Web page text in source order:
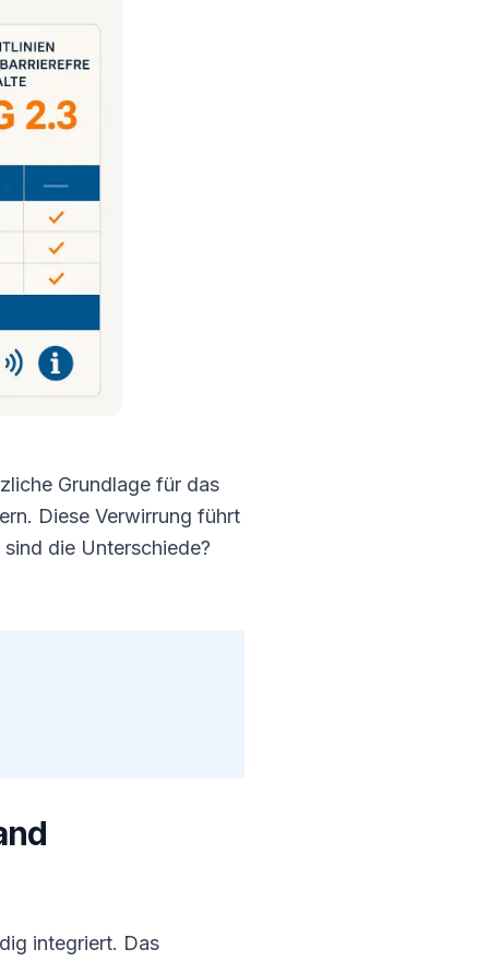
Grundlage für das
Diese Verwirrung führt
die Unterschiede?
integriert. Das